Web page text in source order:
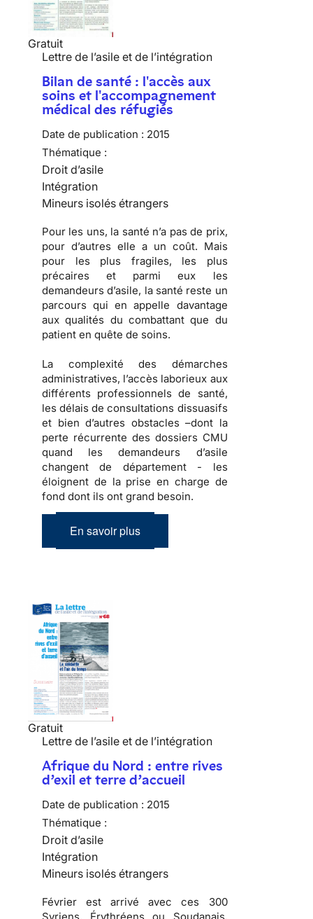
Gratuit
Lettre de l’asile et de l’intégration
Bilan de santé : l'accès aux
soins et l'accompagnement
médical des réfugiés
Date de publication : 2015
Thématique :
Droit d’asile
Intégration
Mineurs isolés étrangers
Pour les uns, la santé n’a pas de prix,
pour d’autres elle a un coût. Mais
pour les plus fragiles, les plus
précaires et parmi eux les
demandeurs d’asile, la santé reste un
parcours qui en appelle davantage
aux qualités du combattant que du
patient en quête de soins.
La complexité des démarches
administratives, l’accès laborieux aux
différents professionnels de santé,
les délais de consultations dissuasifs
et bien d’autres obstacles –dont la
perte récurrente des dossiers CMU
quand les demandeurs d’asile
changent de département - les
éloignent de la prise en charge de
fond dont ils ont grand besoin.
En savoir plus
Gratuit
Lettre de l’asile et de l’intégration
Afrique du Nord : entre rives
d’exil et terre d’accueil
Date de publication : 2015
Thématique :
Droit d’asile
Intégration
Mineurs isolés étrangers
Février est arrivé avec ces 300